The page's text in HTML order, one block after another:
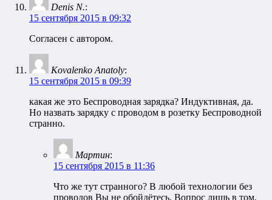
Denis N.:
15 сентября 2015 в 09:32
Согласен с автором.
Kovalenko Anatoly:
15 сентября 2015 в 09:39
какая же это Беспроводная зарядка? Индуктивная, да.
Но назвать зарядку с проводом в розетку Беспроводной
странно.
Мартин:
15 сентября 2015 в 11:36
Что же тут странного? В любой технологии без
проводов Вы не обойдётесь. Вопрос лишь в том,